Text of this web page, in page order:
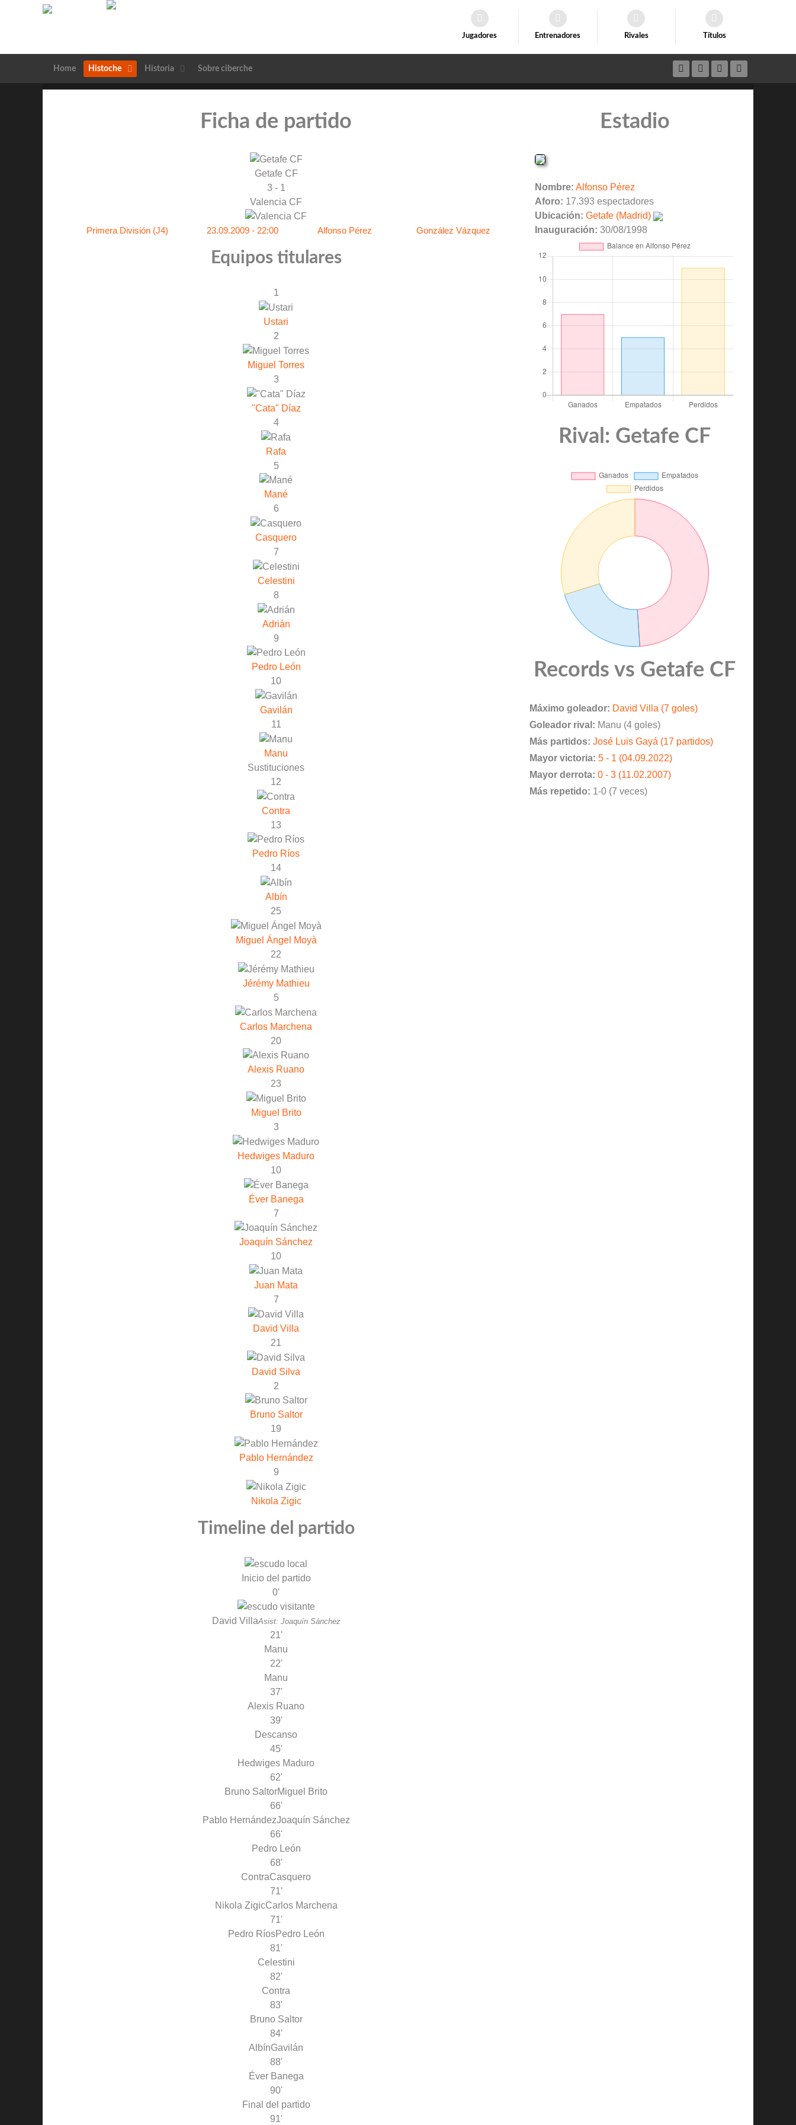
Jugadores Entrenadores Rivales Títulos
Home Histoche Historia Sobre ciberche
Ficha de partido
Getafe CF
3 - 1
Valencia CF
Primera División (J4) 23.09.2009 - 22:00 Alfonso Pérez González Vázquez
Equipos titulares
1
Ustari
2
Miguel Torres
3
"Cata" Díaz
4
Rafa
5
Mané
6
Casquero
7
Celestini
8
Adrián
9
Pedro León
10
Gavilán
11
Manu
Sustituciones
12
Contra
13
Pedro Ríos
14
Albín
25
Miguel Ángel Moyà
22
Jérémy Mathieu
5
Carlos Marchena
20
Alexis Ruano
23
Miguel Brito
3
Hedwiges Maduro
10
Éver Banega
7
Joaquín Sánchez
10
Juan Mata
7
David Villa
21
David Silva
2
Bruno Saltor
19
Pablo Hernández
9
Nikola Zigic
Timeline del partido
Inicio del partido
0'
David VillaAsist: Joaquín Sánchez
21'
Manu
22'
Manu
37'
Alexis Ruano
39'
Descanso
45'
Hedwiges Maduro
62'
Bruno SaltorMiguel Brito
66'
Pablo HernándezJoaquín Sánchez
66'
Pedro León
68'
ContraCasquero
71'
Nikola ZigicCarlos Marchena
71'
Pedro RíosPedro León
81'
Celestini
82'
Contra
83'
Bruno Saltor
84'
AlbínGavilán
88'
Éver Banega
90'
Final del partido
91'
Estadio
Nombre: Alfonso Pérez
Aforo: 17.393 espectadores
Ubicación: Getafe (Madrid)
Inauguración: 30/08/1998
Rival: Getafe CF
Records vs Getafe CF
Máximo goleador: David Villa (7 goles)
Goleador rival: Manu (4 goles)
Más partidos: José Luis Gayá (17 partidos)
Mayor victoria: 5 - 1 (04.09.2022)
Mayor derrota: 0 - 3 (11.02.2007)
Más repetido: 1-0 (7 veces)